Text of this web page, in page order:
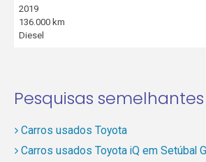
2019
136.000 km
Diesel
Pesquisas semelhantes
Carros usados Toyota
Carros usados Toyota iQ em Setúbal